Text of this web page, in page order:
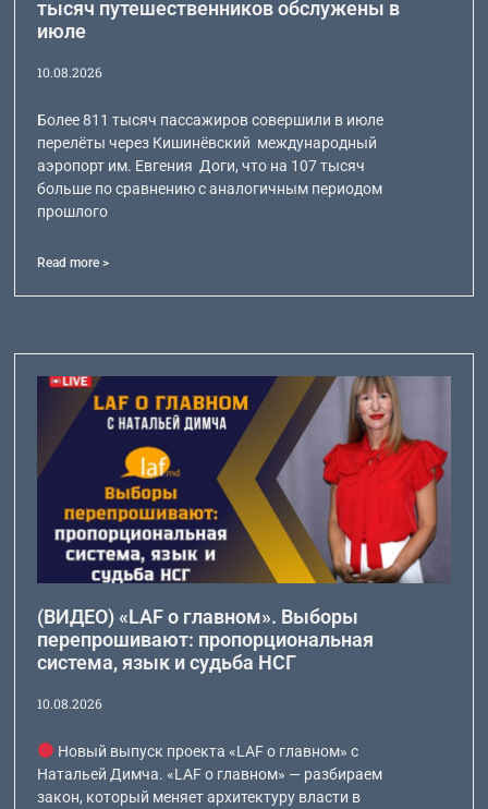
тысяч путешественников обслужены в
июле
10.08.2026
Более 811 тысяч пассажиров совершили в июле
перелёты через Кишинёвский международный
аэропорт им. Евгения Доги, что на 107 тысяч
больше по сравнению с аналогичным периодом
прошлого
Read more >
(ВИДЕО) «LAF о главном». Выборы
перепрошивают: пропорциональная
система, язык и судьба НСГ
10.08.2026
Новый выпуск проекта «LAF о главном» с
Натальей Димча. «LAF о главном» — разбираем
закон, который меняет архитектуру власти в